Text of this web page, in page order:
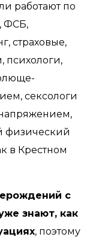
работают по
ФСБ,
страховые,
психологи,
сексологи
физический
в Крестном
с
знают, как
, поэтому